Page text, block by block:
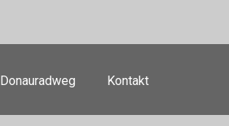
Donauradweg Kontakt